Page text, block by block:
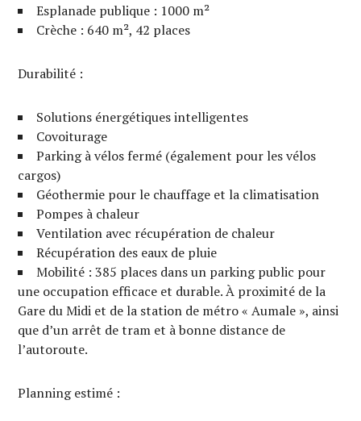
Esplanade publique : 1000 m²
Crèche : 640 m², 42 places
Durabilité :
Solutions énergétiques intelligentes
Covoiturage
Parking à vélos fermé (également pour les vélos
cargos)
Géothermie pour le chauffage et la climatisation
Pompes à chaleur
Ventilation avec récupération de chaleur
Récupération des eaux de pluie
Mobilité : 385 places dans un parking public pour
une occupation efficace et durable. À proximité de la
Gare du Midi et de la station de métro « Aumale », ainsi
que d’un arrêt de tram et à bonne distance de
l’autoroute.
Planning estimé :